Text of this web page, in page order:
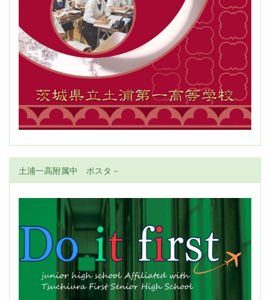
土浦一高附属中 ポスタ－